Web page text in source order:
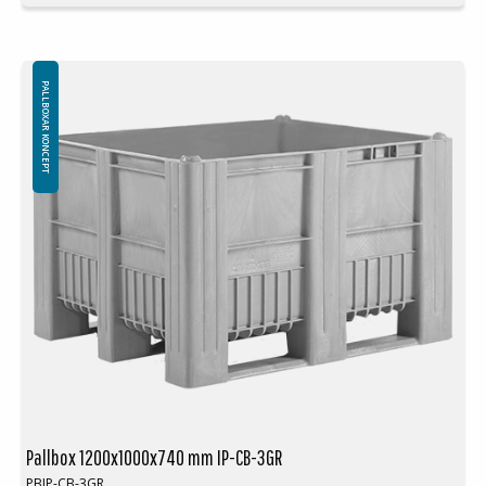
Hygienisk, lätt att rengöra
Färg: Blå
Lock finns i olika färger
Logistik: 4 st/pallplatser (120x80x240 cm)
Pallbox 1200x1000x740 mm IP-CB-3GR
PALLBOXAR KONCEPT